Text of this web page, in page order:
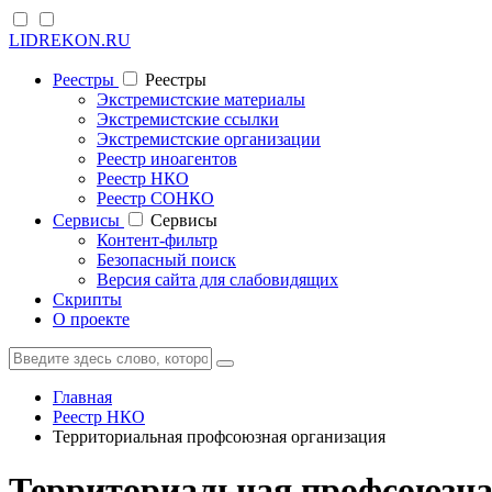
LIDREKON.RU
Реестры
Реестры
Экстремистские материалы
Экстремистские ссылки
Экстремистские организации
Реестр иноагентов
Реестр НКО
Реестр СОНКО
Cервисы
Cервисы
Контент-фильтр
Безопасный поиск
Версия сайта для слабовидящих
Скрипты
О проекте
Главная
Реестр НКО
Территориальная профсоюзная организация